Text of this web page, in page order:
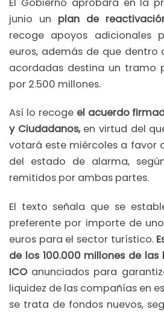
junio un plan de
recoge apoyos adicionales
euros, además de que dentro
acordadas destina un tramo
por 2.500 millones.
Así lo recogeel acuerdo
y Ciudadanos,en virtud del
votará este miércoles a favor
del estado de alarma,
remitidos por ambas partes.
El texto señala que se
preferente por importe de
euros para el sector turístico.
de los 100.000 millones de
ICOanunciados para
liquidez de las compañías en
se trata de fondos nuevos,